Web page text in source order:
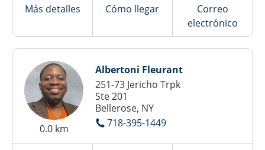
Más detalles Cómo llegar
Correo
electrónico
0.0 km
Albertoni Fleurant
251-73 Jericho Trpk
Ste 201
Bellerose, NY
718-395-1449